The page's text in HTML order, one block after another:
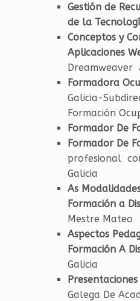
Gestión de
de la
Conceptos y
Aplicaciones
Dreamweaver
Formadora
Galicia-
Formación
Formador De
Formador De
profesional
Galicia
As
Formación a
Mestre Mateo
Aspectos
Formación A
Galicia
Presentaciones
Galega De